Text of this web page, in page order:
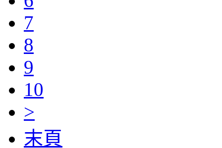
7
8
9
10
>
末頁